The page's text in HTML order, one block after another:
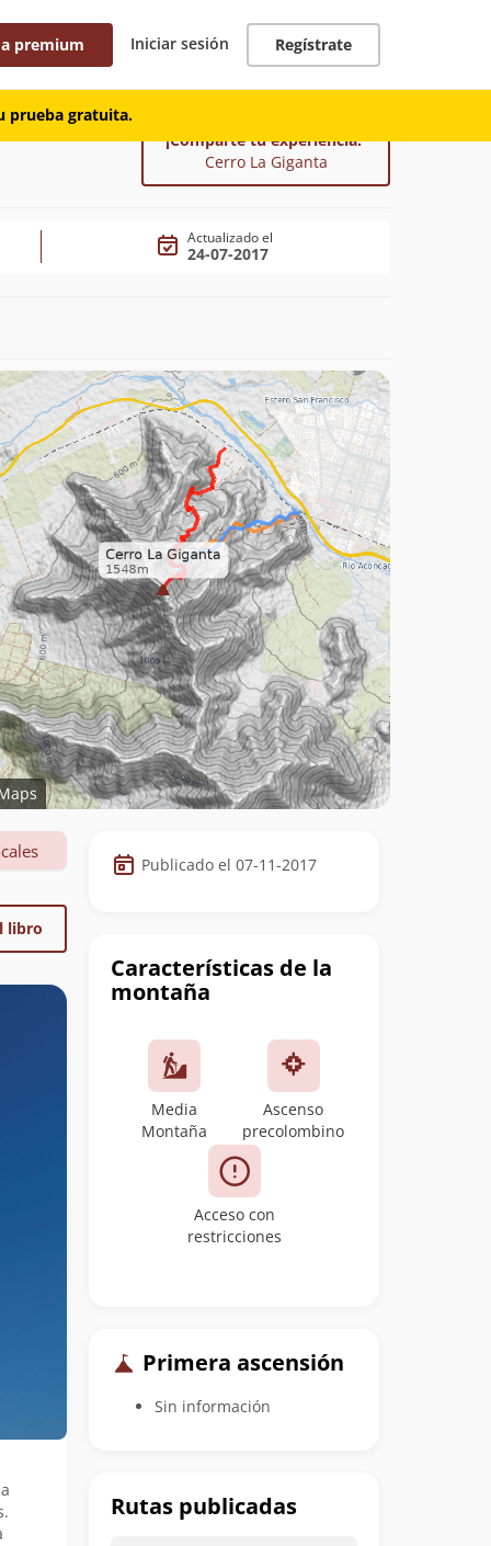
premium Iniciar sesión Regístrate
prueba gratuita.
¡Comparte tu experiencia!
Cerro La Giganta
Actualizado el
24-07-2017
Datos
de
cumbre
Publicado el 07-11-2017
Características de la
montaña
Media
Montaña
Ascenso
precolombino
Acceso con
restricciones
Primera ascensión
Sin información
Rutas publicadas
libro